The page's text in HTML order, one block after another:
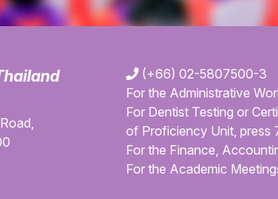
(+66) 02-5807500-3
For the Administrative
For Dentist Testing or
of Proficiency Unit, press
For the Finance,
For the Academic